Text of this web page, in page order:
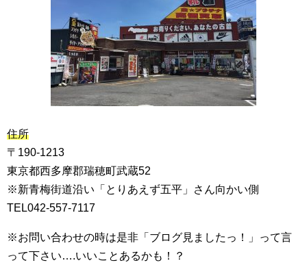
住所
〒190-1213
東京都西多摩郡瑞穂町武蔵52
※新青梅街道沿い「とりあえず五平」さん向かい側
TEL042-557-7117
※お問い合わせの時は是非「ブログ見ましたっ！」って言
って下さい….いいことあるかも！？